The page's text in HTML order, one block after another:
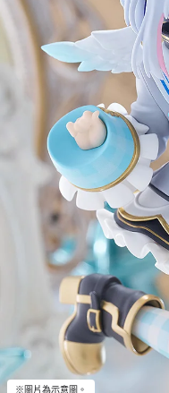
※圖片為示意圖。